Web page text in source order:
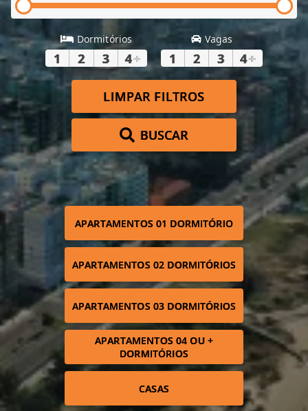
Dormitórios
1 2 3 4+
Vagas
1 2 3 4+
LIMPAR FILTROS
BUSCAR
APARTAMENTOS 01 DORMITÓRIO
APARTAMENTOS 02 DORMITÓRIOS
APARTAMENTOS 03 DORMITÓRIOS
APARTAMENTOS 04 OU +
DORMITÓRIOS
CASAS